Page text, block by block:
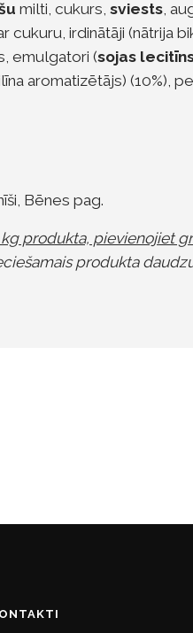
milti, cukurs, sviests ,
cukuru, irdinātāji (nātrija
emulgatori (sojas
aromatizētājs) (10%),
Bēnes pag.
produkta, pievienojiet
produkta